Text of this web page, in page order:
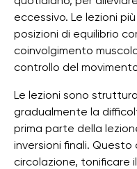
eccessivo. Le lezioni
posizioni di equilibrio
coinvolgimento
controllo del
Le lezioni sono
gradualmente la
prima parte della
inversioni finali.
circolazione, tonificare